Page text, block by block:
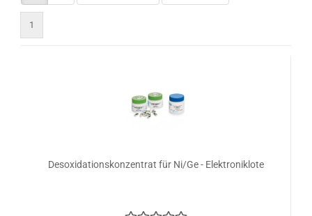
1
Desoxidationskonzentrat für Ni/Ge - Elektroniklote